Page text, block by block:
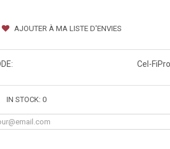
AJOUTER À MA LISTE D'ENVIES
Cel-
IN STOCK: 0